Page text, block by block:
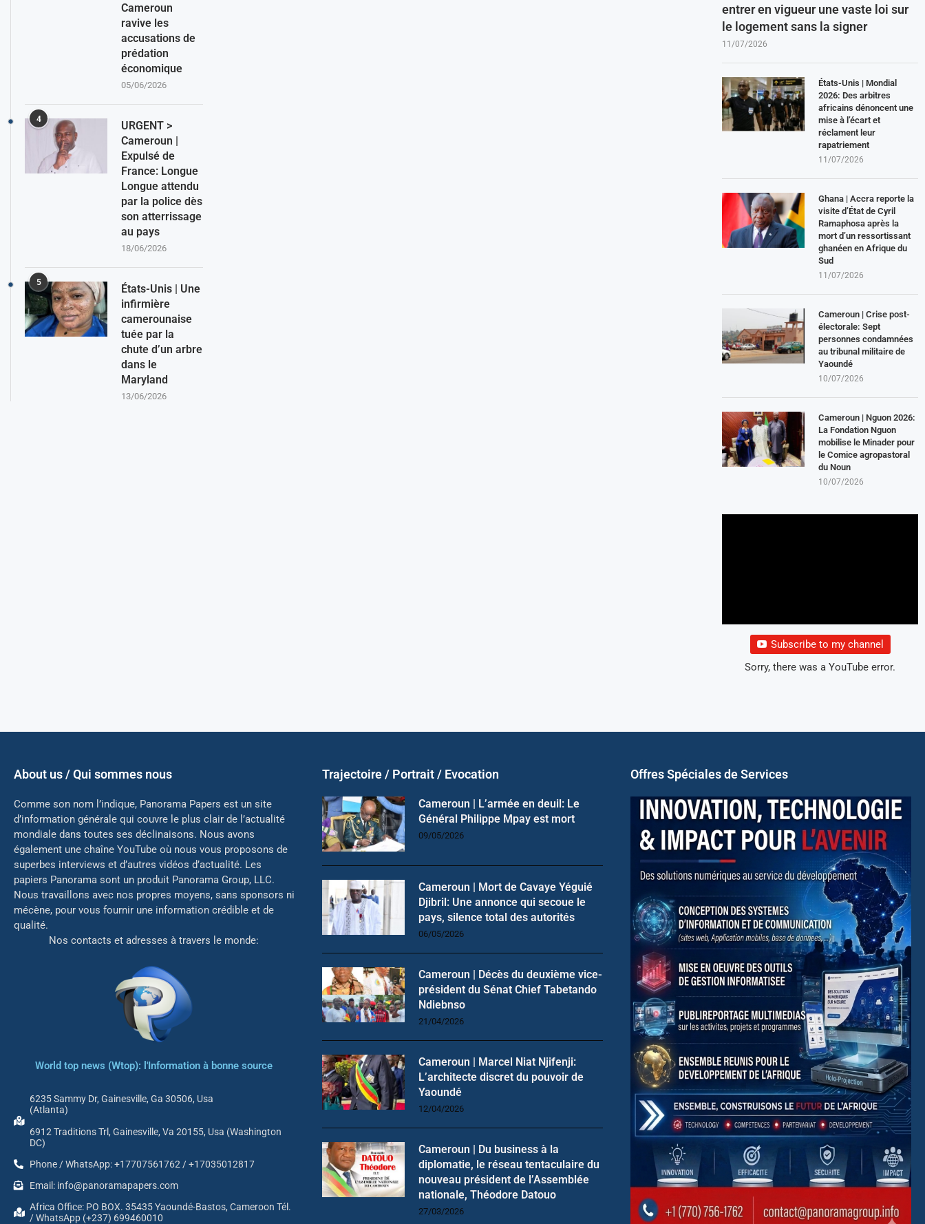
entrer en vigueur une vaste loi sur
le logement sans la signer
11/07/2026
États-Unis | Mondial
2026: Des arbitres
africains dénoncent une
mise à l’écart et
réclament leur
rapatriement
11/07/2026
Ghana | Accra reporte la
visite d’État de Cyril
Ramaphosa après la
mort d’un ressortissant
ghanéen en Afrique du
Sud
11/07/2026
Cameroun | Crise post-
électorale: Sept
personnes condamnées
au tribunal militaire de
Yaoundé
10/07/2026
Cameroun | Nguon 2026:
La Fondation Nguon
mobilise le Minader pour
le Comice agropastoral
du Noun
10/07/2026
Subscribe to my channel
Sorry, there was a YouTube error.
Cameroun
ravive les
accusations de
prédation
économique
05/06/2026
4
URGENT >
Cameroun |
Expulsé de
France: Longue
Longue attendu
par la police dès
son atterrissage
au pays
18/06/2026
5
États-Unis | Une
infirmière
camerounaise
tuée par la
chute d’un arbre
dans le
Maryland
13/06/2026
About us / Qui sommes nous
Comme son nom l’indique, Panorama Papers est un site
d’information générale qui couvre le plus clair de l’actualité
mondiale dans toutes ses déclinaisons. Nous avons
également une chaîne YouTube où nous vous proposons de
superbes interviews et d’autres vidéos d’actualité. Les
papiers Panorama sont un produit Panorama Group, LLC.
Nous travaillons avec nos propres moyens, sans sponsors ni
mécène, pour vous fournir une information crédible et de
qualité.
Nos contacts et adresses à travers le monde:
World top news (Wtop): l'Information à bonne source
6235 Sammy Dr, Gainesville, Ga 30506, Usa
(Atlanta)
6912 Traditions Trl, Gainesville, Va 20155, Usa (Washington
DC)
Phone / WhatsApp: +17707561762 / +17035012817
Email: info@panoramapapers.com
Africa Office: PO BOX. 35435 Yaoundé-Bastos, Cameroon Tél.
/ WhatsApp (+237) 699460010
Trajectoire / Portrait / Evocation
Cameroun | L’armée en deuil: Le
Général Philippe Mpay est mort
09/05/2026
Cameroun | Mort de Cavaye Yéguié
Djibril: Une annonce qui secoue le
pays, silence total des autorités
06/05/2026
Cameroun | Décès du deuxième vice-
président du Sénat Chief Tabetando
Ndiebnso
21/04/2026
Cameroun | Marcel Niat Njifenji:
L’architecte discret du pouvoir de
Yaoundé
12/04/2026
Cameroun | Du business à la
diplomatie, le réseau tentaculaire du
nouveau président de l’Assemblée
nationale, Théodore Datouo
27/03/2026
Offres Spéciales de Services